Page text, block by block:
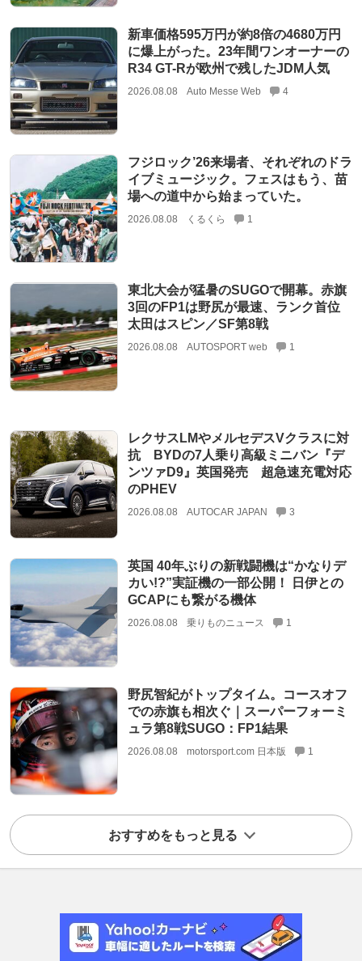
新車価格595万円が約8倍の4680万円
に爆上がった。23年間ワンオーナーの
R34 GT-Rが欧州で残したJDM人気
2026.08.08 Auto Messe Web 4
フジロック’26来場者、それぞれのドラ
イブミュージック。フェスはもう、苗
場への道中から始まっていた。
2026.08.08 くるくら 1
東北大会が猛暑のSUGOで開幕。赤旗
3回のFP1は野尻が最速、ランク首位
太田はスピン／SF第8戦
2026.08.08 AUTOSPORT web 1
レクサスLMやメルセデスVクラスに対
抗 BYDの7人乗り高級ミニバン『デ
ンツァD9』英国発売 超急速充電対応
のPHEV
2026.08.08 AUTOCAR JAPAN 3
英国 40年ぶりの新戦闘機は“かなりデ
カい!?”実証機の一部公開！ 日伊との
GCAPにも繋がる機体
2026.08.08 乗りものニュース 1
野尻智紀がトップタイム。コースオフ
での赤旗も相次ぐ｜スーパーフォーミ
ュラ第8戦SUGO：FP1結果
2026.08.08 motorsport.com 日本版 1
おすすめをもっと見る